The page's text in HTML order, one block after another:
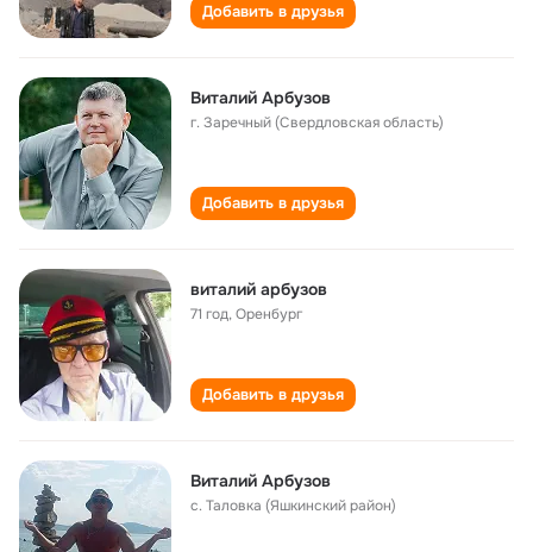
Добавить в друзья
Виталий Арбузов
г. Заречный (Свердловская область)
Добавить в друзья
виталий арбузов
71 год,Оренбург
Добавить в друзья
Виталий Арбузов
с. Таловка (Яшкинский район)